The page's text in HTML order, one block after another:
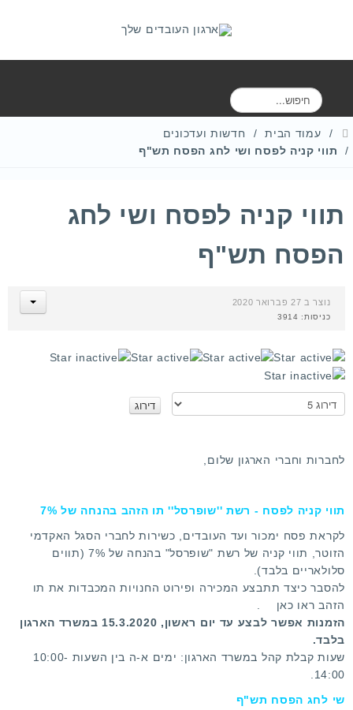
ח
י
עמוד הבית
חדשות ועדכונים
תווי קניה לפסח ושי לחג הפסח תש"ף
תווי קניה לפסח ושי לחג
הפסח תש"ף
נוצר ב 27 פברואר 2020
כניסות: 3914
ד
י
ר
ו
ש
ש
י
ם
:
3
/
5
נ
ר
לחברות וחברי הארגון שלום,
תווי קניה לפסח - רשת ''שופרסל'' תו הזהב בהנחה של 7%
לקראת פסח ימכור ועד העובדים, כשירות לחברי הסגל האקדמי
הזוטר, תווי קניה של רשת "שופרסל" בהנחה של 7% (תווים
סלולאריים בלבד).
להסבר כיצד תתבצע המכירה ופירוט החנויות המכבדות את תו
הזהב ראו כאן
הזמנות אפשר לבצע עד יום ראשון, 15.3.2020 במשרד הארגון
בלבד.
שעות קבלת קהל במשרד הארגון: ימים א-ה בין השעות 10:00-
14:00.
שי לחג הפסח תש"ף